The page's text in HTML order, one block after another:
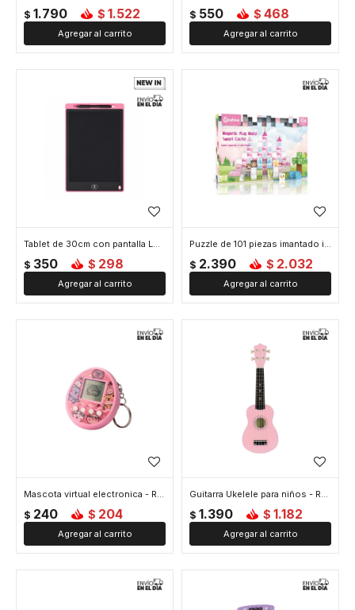
$ 1.790 $ 1.522 $ 550 $ 468
Tablet de 30cm con pantalla LCD para dibujar - Rosado
$ 350 $ 298
Puzzle de 101 piezas imantado infantil - Rosado
$ 2.390 $ 2.032
Mascota virtual electronica - Rosado
$ 240 $ 204
Guitarra Ukelele para niños - Rosado
$ 1.390 $ 1.182